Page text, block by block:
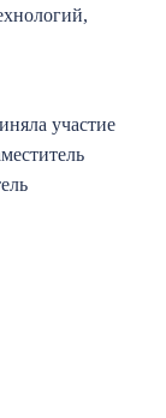
участие